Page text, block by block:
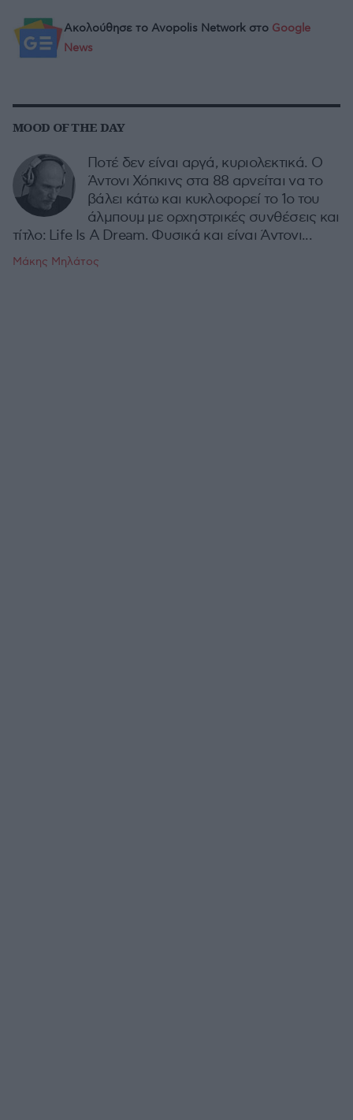
Ακολούθησε το Avopolis Network στο Google
News
MOOD OF THE DAY
Ποτέ δεν είναι αργά, κυριολεκτικά. Ο
Άντονι Χόπκινς στα 88 αρνείται να το
βάλει κάτω και κυκλοφορεί το 1ο του
άλμπουμ με ορχηστρικές συνθέσεις και
τίτλο: Life Is A Dream. Φυσικά και είναι Άντονι...
Μάκης Μηλάτος